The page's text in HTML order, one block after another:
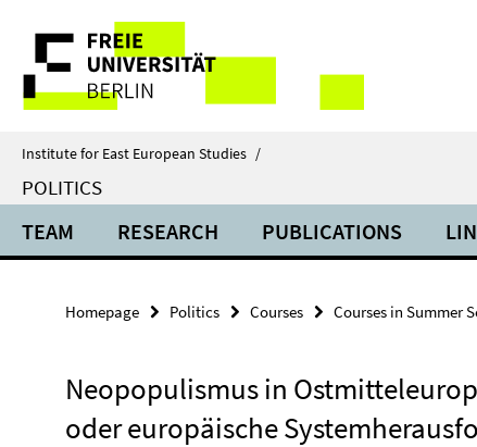
direkt
Inhalt
Service
Navigation
Institute for East European Studies /
POLITICS
TEAM RESEARCH PUBLICATIONS
Homepage Politics Courses Courses in Summer
Neopopulismus in
oder europäische